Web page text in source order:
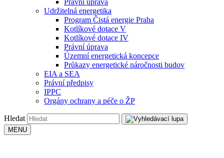
Právní úprava
Udržitelná energetika
Program Čistá energie Praha
Kotlíkové dotace V
Kotlíkové dotace IV
Právní úprava
Územní energetická koncepce
Průkazy energetické náročnosti budov
EIA a SEA
Právní předpisy
IPPC
Orgány ochrany a péče o ŽP
Hledat
MENU